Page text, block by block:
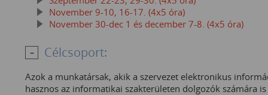
November 9-10, 16-17. (4x5 óra)
November 30-dec 1 és december 7-8. (4x5 óra)
Célcsoport:
Azok a munkatársak, akik a szervezet elektronikus
hasznos az informatikai szakterületen dolgozók számára